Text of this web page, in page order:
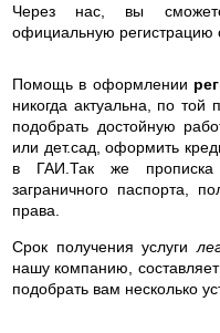
Через нас, вы
официальную регистрацию
Помощь в оформлении
никогда актуальна, по
подобрать достойную
или дет.сад, оформить
в ГАИ.Так же
заграничного паспорта,
права.
Срок получения услуги
нашу компанию,
подобрать вам несколько